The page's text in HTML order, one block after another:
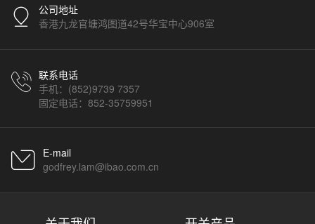
公司地址
香港九龙官塘鸿图道42号华宝中心906室
联系电话
手机：(852)9739 7357
固定电话：852-35759951
E-mail
godfrey.lam@ibao.com.cn